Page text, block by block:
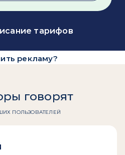
тарифов
рекламу?
говорят
ПОЛЬЗОВАТЕЛЕЙ